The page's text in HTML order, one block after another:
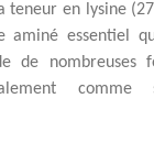
teneur en lysine
aminé essentiel
de nombreuses
comme